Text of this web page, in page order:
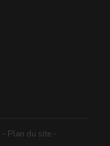
- Plan du site -